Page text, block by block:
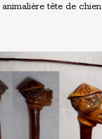
animalière tête de chien